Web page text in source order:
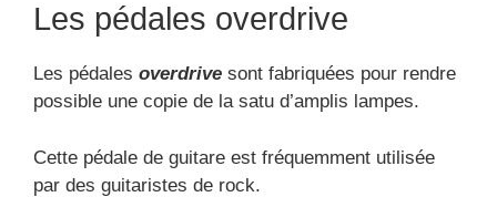
Les pédales overdrive
Les pédales overdrive sont fabriquées pour rendre
possible une copie de la satu d’amplis lampes.
Cette pédale de guitare est fréquemment utilisée
par des guitaristes de rock.